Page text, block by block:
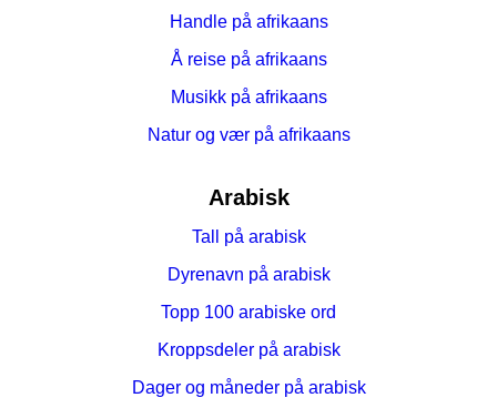
Handle på afrikaans
Å reise på afrikaans
Musikk på afrikaans
Natur og vær på afrikaans
Arabisk
Tall på arabisk
Dyrenavn på arabisk
Topp 100 arabiske ord
Kroppsdeler på arabisk
Dager og måneder på arabisk